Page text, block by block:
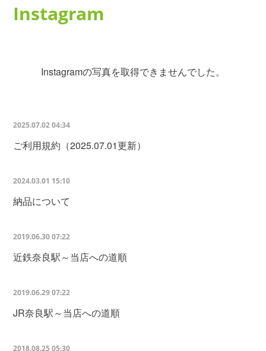
Instagram
Instagramの写真を取得できませんでした。
2025.07.02 04:34
ご利用規約（2025.07.01更新）
2024.03.01 15:10
納品について
2019.06.30 07:22
近鉄奈良駅～当店への道順
2019.06.29 07:22
JR奈良駅～当店への道順
2018.08.25 05:30